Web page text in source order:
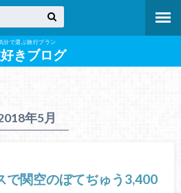
分で選ぶ旅行プラン
きブログ
年5月
で関空のぼてぢゅう3,400